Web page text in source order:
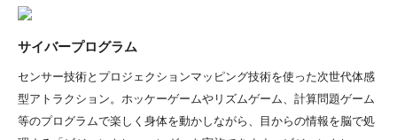
サイバープログラム
センサー技術とプロジェクションマッピング技術を使った次世代体感
型アトラクション。ホッケーゲームやリズムゲーム、計算問題ゲーム
等のプログラムで楽しく身体を動かしながら、目からの情報を脳で処